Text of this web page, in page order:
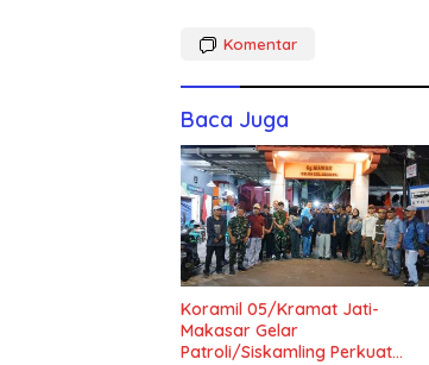
Komentar
Baca Juga
Koramil 05/Kramat Jati-
Makasar Gelar
Patroli/Siskamling Perkuat